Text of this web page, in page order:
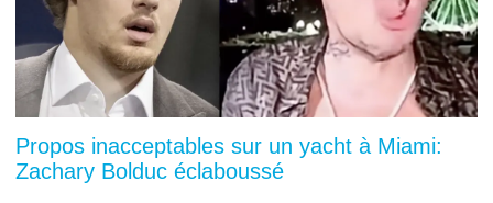
Propos inacceptables sur un yacht à Miami:
Zachary Bolduc éclaboussé